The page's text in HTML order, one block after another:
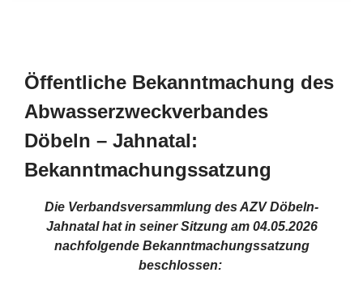
Öffentliche Bekanntmachung des
Abwasserzweckverbandes
Döbeln – Jahnatal:
Bekanntmachungssatzung
Die Verbandsversammlung des AZV Döbeln-
Jahnatal hat in seiner Sitzung am 04.05.2026
nachfolgende Bekanntmachungssatzung
beschlossen: